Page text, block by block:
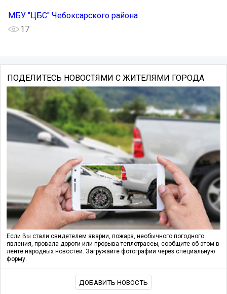
МБУ "ЦБС" Чебоксарского района
17
ПОДЕЛИТЕСЬ НОВОСТЯМИ С ЖИТЕЛЯМИ ГОРОДА
Если Вы стали свидетелем аварии, пожара, необычного погодного
явления, провала дороги или прорыва теплотрассы, сообщите об этом в
ленте народных новостей. Загружайте фотографии через специальную
форму.
ДОБАВИТЬ НОВОСТЬ